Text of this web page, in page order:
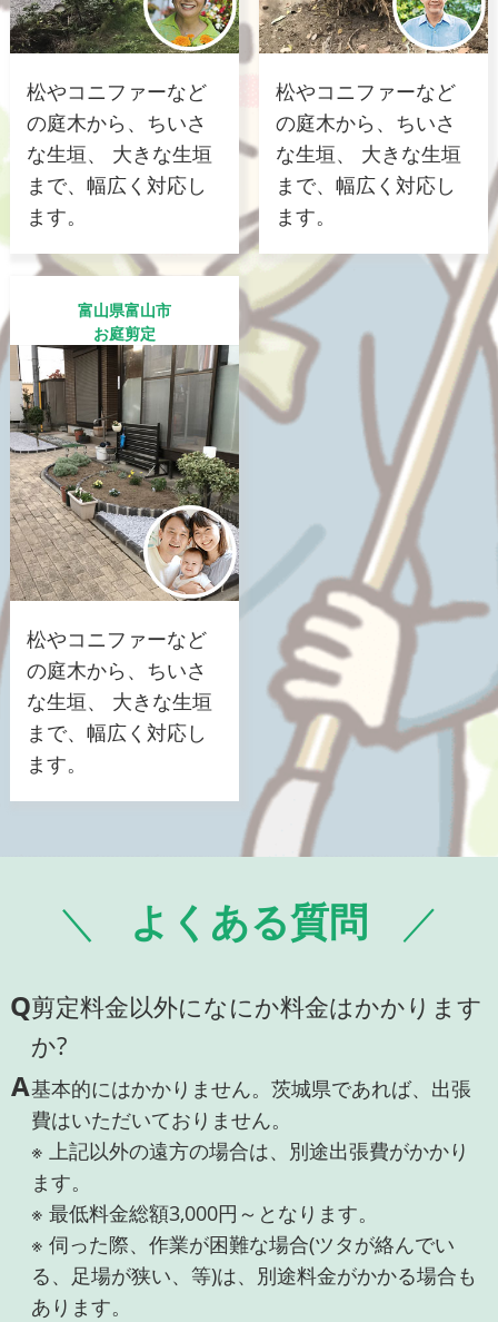
松やコニファーなど
の庭木から、ちいさ
な生垣、 大きな生垣
まで、幅広く対応し
ます。
松やコニファーなど
の庭木から、ちいさ
な生垣、 大きな生垣
まで、幅広く対応し
ます。
富山県富山市
お庭剪定
松やコニファーなど
の庭木から、ちいさ
な生垣、 大きな生垣
まで、幅広く対応し
ます。
よくある質問
Q剪定料金以外になにか料金はかかります
か?
A基本的にはかかりません。茨城県であれば、出張
費はいただいておりません。
※ 上記以外の遠方の場合は、別途出張費がかかり
ます。
※ 最低料金総額3,000円～となります。
※ 伺った際、作業が困難な場合(ツタが絡んでい
る、足場が狭い、等)は、別途料金がかかる場合も
あります。